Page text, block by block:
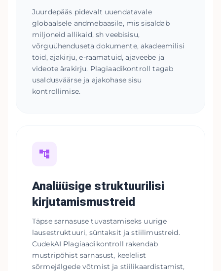
Juurdepääs pidevalt uuendatavale
globaalsele andmebaasile, mis sisaldab
miljoneid allikaid, sh veebisisu,
võrguühenduseta dokumente, akadeemilisi
töid, ajakirju, e-raamatuid, ajaveebe ja
videote ärakirju. Plagiaadikontroll tagab
usaldusväärse ja ajakohase sisu
kontrollimise.
Analüüsige struktuurilisi
kirjutamismustreid
Täpse sarnasuse tuvastamiseks uurige
lausestruktuuri, süntaksit ja stiilimustreid.
CudekAI Plagiaadikontroll rakendab
mustripõhist sarnasust, keelelist
sõrmejälgede võtmist ja stiilikaardistamist,